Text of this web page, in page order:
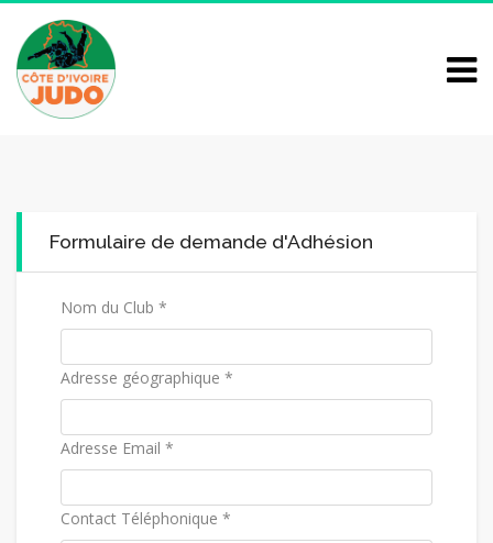
Formulaire de demande d'Adhésion
Nom du Club *
Adresse géographique *
Adresse Email *
Contact Téléphonique *